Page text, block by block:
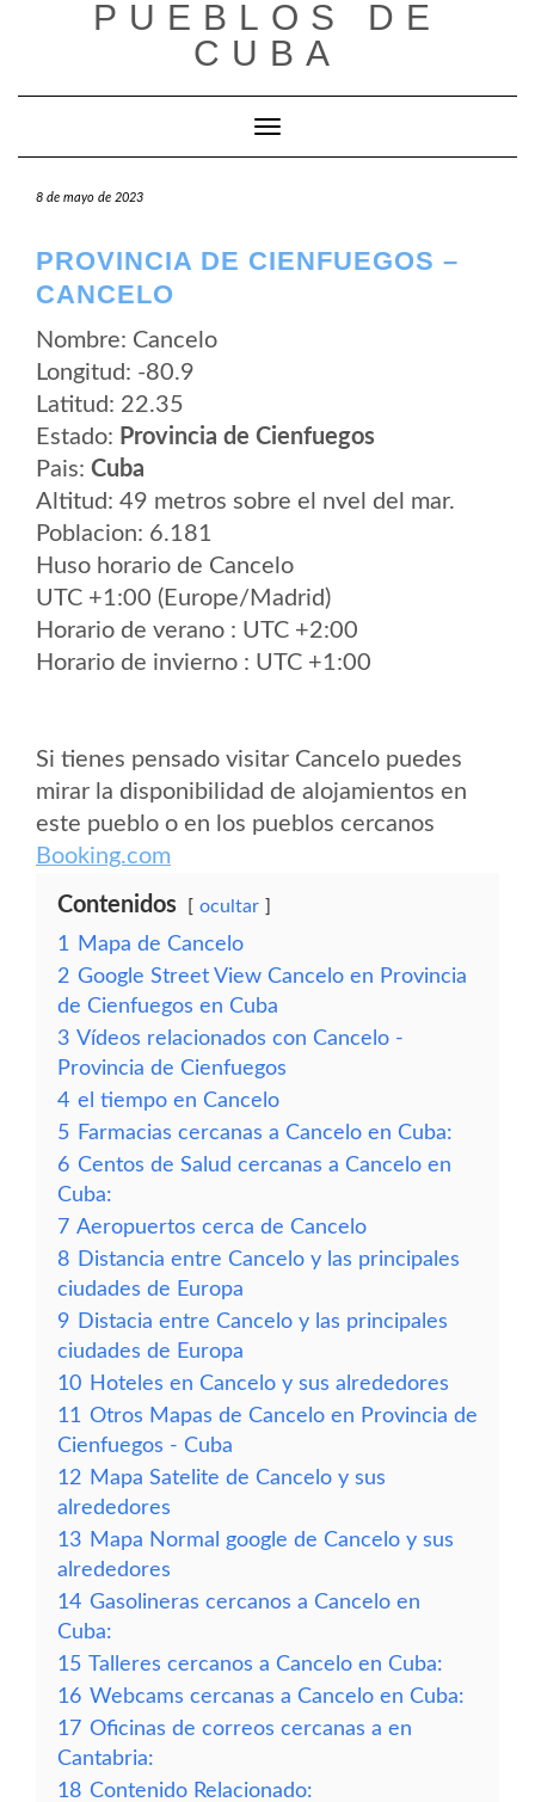
PUEBLOS DE
CUBA
Cambiar modo de navegación
8 de mayo de 2023
PROVINCIA DE CIENFUEGOS –
CANCELO
Nombre: Cancelo
Longitud: -80.9
Latitud: 22.35
Estado: Provincia de Cienfuegos
Pais: Cuba
Altitud: 49 metros sobre el nvel del mar.
Poblacion: 6.181
Huso horario de Cancelo
UTC +1:00 (Europe/Madrid)
Horario de verano : UTC +2:00
Horario de invierno : UTC +1:00
Si tienes pensado visitar Cancelo puedes
mirar la disponibilidad de alojamientos en
este pueblo o en los pueblos cercanos
Booking.com
Contenidos ocultar
1
Mapa de Cancelo
2 Google Street View Cancelo en Provincia
de Cienfuegos en Cuba
3 Vídeos relacionados con Cancelo -
Provincia de Cienfuegos
4 el tiempo en Cancelo
5 Farmacias cercanas a Cancelo en Cuba:
6 Centos de Salud cercanas a Cancelo en
Cuba:
7 Aeropuertos cerca de Cancelo
8 Distancia entre Cancelo y las principales
ciudades de Europa
9 Distacia entre Cancelo y las principales
ciudades de Europa
10 Hoteles en Cancelo y sus alrededores
11 Otros Mapas de Cancelo en Provincia de
Cienfuegos - Cuba
12 Mapa Satelite de Cancelo y sus
alrededores
13 Mapa Normal google de Cancelo y sus
alrededores
14 Gasolineras cercanos a Cancelo en
Cuba:
15 Talleres cercanos a Cancelo en Cuba:
16 Webcams cercanas a Cancelo en Cuba:
17 Oficinas de correos cercanas a en
Cantabria:
18 Contenido Relacionado: